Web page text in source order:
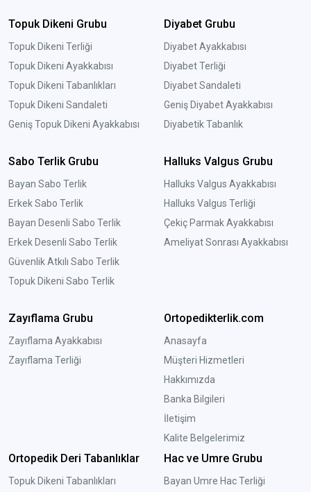
Topuk Dikeni Grubu
Topuk Dikeni Terliği
Topuk Dikeni Ayakkabısı
Topuk Dikeni Tabanlıkları
Topuk Dikeni Sandaleti
Geniş Topuk Dikeni Ayakkabısı
Diyabet Grubu
Diyabet Ayakkabısı
Diyabet Terliği
Diyabet Sandaleti
Geniş Diyabet Ayakkabısı
Diyabetik Tabanlık
Sabo Terlik Grubu
Bayan Sabo Terlik
Erkek Sabo Terlik
Bayan Desenli Sabo Terlik
Erkek Desenli Sabo Terlik
Güvenlik Atkılı Sabo Terlik
Topuk Dikeni Sabo Terlik
Halluks Valgus Grubu
Halluks Valgus Ayakkabısı
Halluks Valgus Terliği
Çekiç Parmak Ayakkabısı
Ameliyat Sonrası Ayakkabısı
Zayıflama Grubu
Zayıflama Ayakkabısı
Zayıflama Terliği
Ortopedikterlik.com
Anasayfa
Müşteri Hizmetleri
Hakkımızda
Banka Bilgileri
İletişim
Kalite Belgelerimiz
Ortopedik Deri Tabanlıklar
Topuk Dikeni Tabanlıkları
Hac ve Umre Grubu
Bayan Umre Hac Terliği